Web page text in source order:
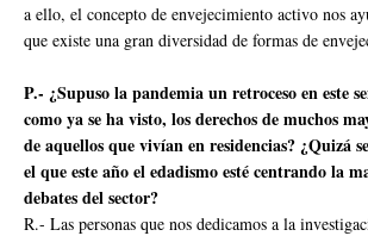
a ello, el concepto de envejecimiento activo nos
que existe una gran diversidad de formas de
P.- ¿Supuso la pandemia un retroceso en este
como ya se ha visto, los derechos de muchos
de aquellos que vivían en residencias? ¿Quizá
el que este año el edadismo esté centrando la
debates del sector?
R.- Las personas que nos dedicamos a la